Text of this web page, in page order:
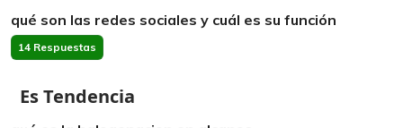
qué son las redes sociales y cuál es su función
14 Respuestas
Es Tendencia